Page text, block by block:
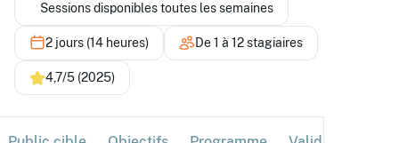
Sessions disponibles toutes les semaines
2 jours (14 heures) De 1 à 12 stagiaires
4,7/5 (2025)